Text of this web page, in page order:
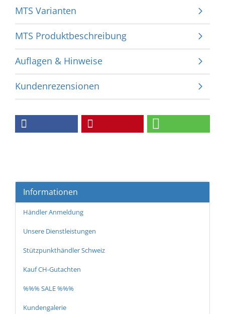
MTS Varianten
MTS Produktbeschreibung
Auflagen & Hinweise
Kundenrezensionen
Informationen
Händler Anmeldung
Unsere Dienstleistungen
Stützpunkthändler Schweiz
Kauf CH-Gutachten
%%% SALE %%%
Kundengalerie